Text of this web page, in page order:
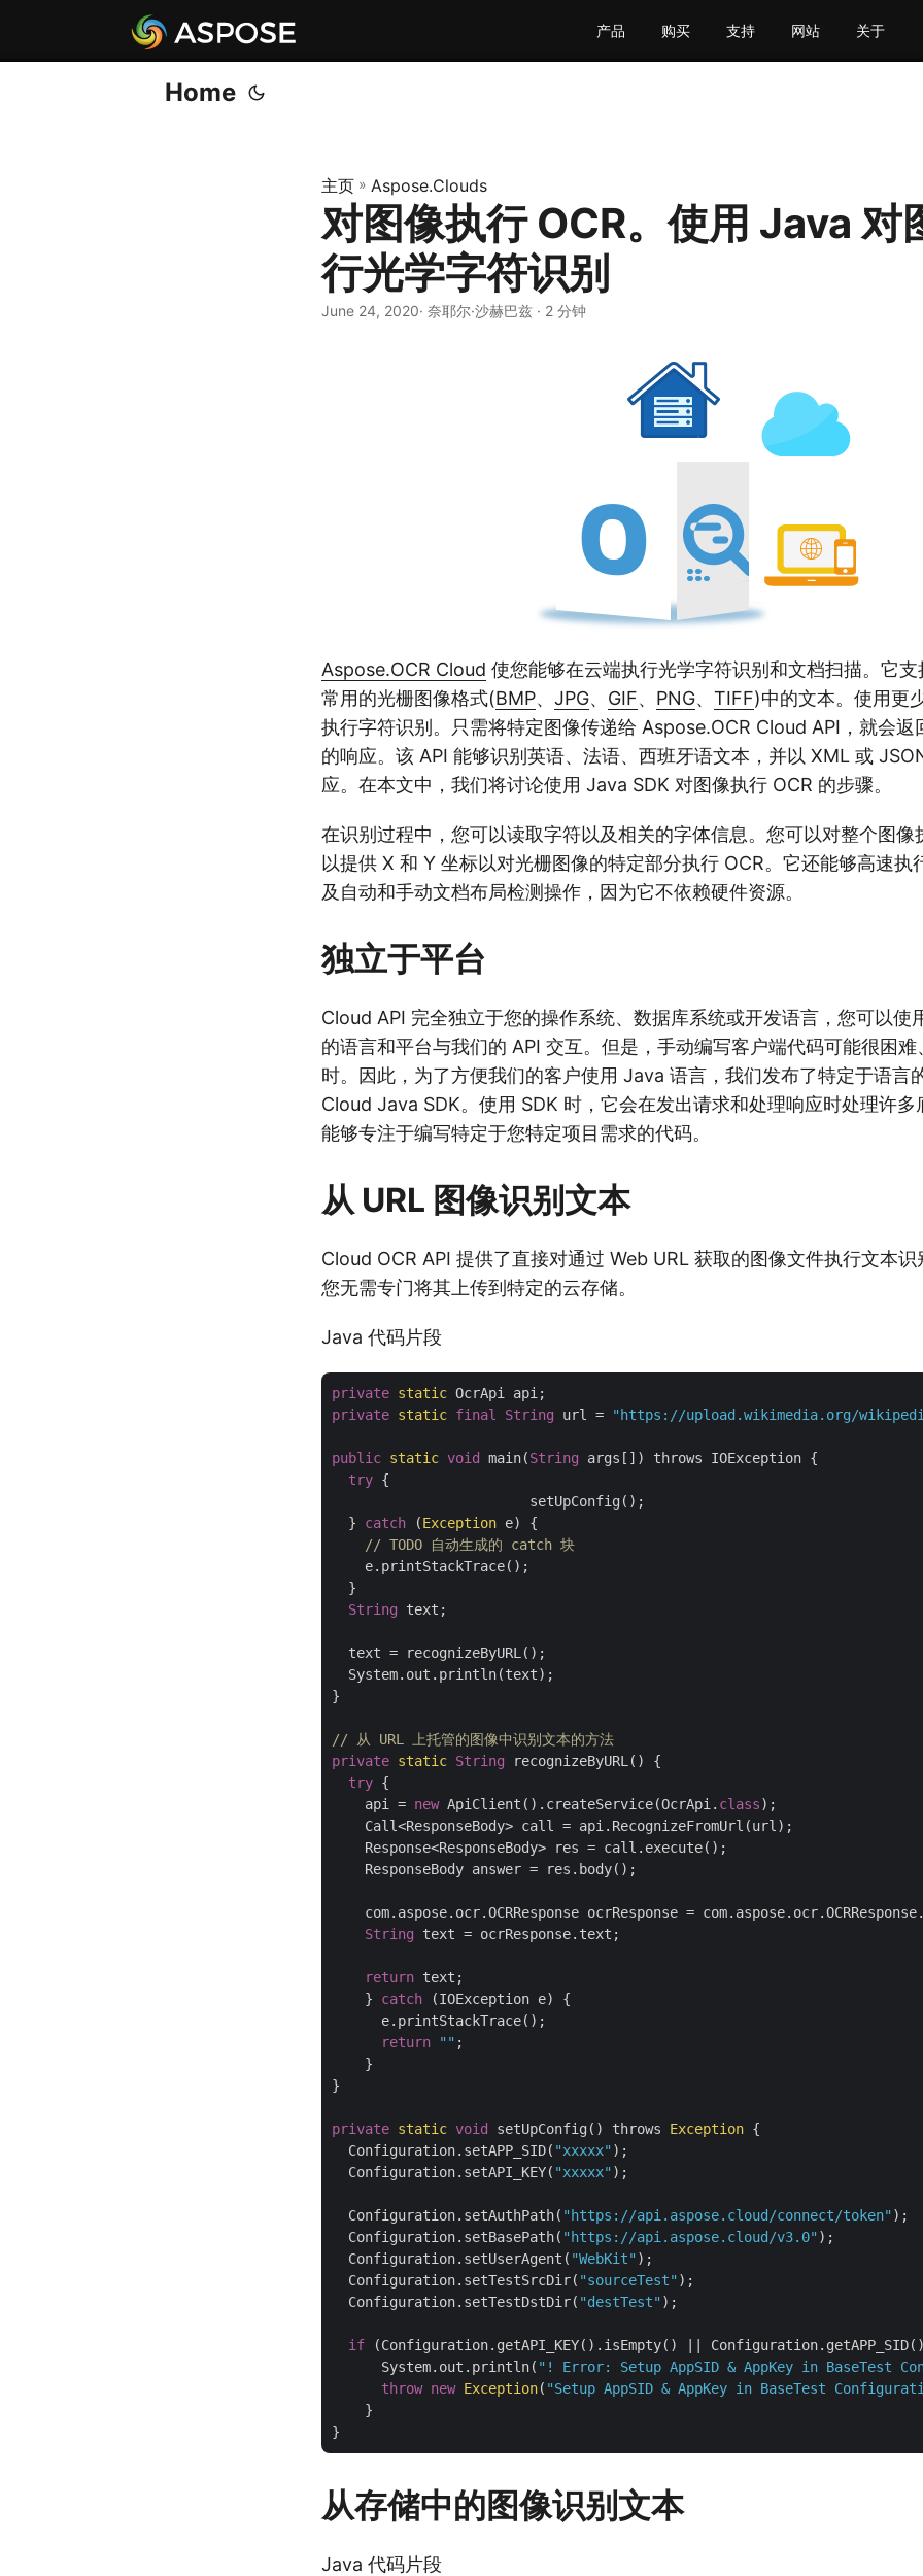
产品 购买 支持 网站 关于
Home
主页 » Aspose.Clouds
对图像执行 OCR。使用 Java 对
行光学字符识别
June 24, 2020· 奈耶尔·沙赫巴兹 · 2 分钟
Aspose.OCR Cloud 使您能够在云端执行光学字符识别和文档扫描。它
常用的光栅图像格式(BMP、 JPG、 GIF、 PNG、 TIFF)中的文本。使用更
执行字符识别。只需将特定图像传递给 Aspose.OCR Cloud API，就会返
的响应。该 API 能够识别英语、法语、西班牙语文本，并以 XML 或
应。在本文中，我们将讨论使用 Java SDK 对图像执行 OCR 的步骤。
在识别过程中，您可以读取字符以及相关的字体信息。您可以对整个图像
以提供 X 和 Y 坐标以对光栅图像的特定部分执行 OCR。它还能够高速执
及自动和手动文档布局检测操作，因为它不依赖硬件资源。
独立于平台
Cloud API 完全独立于您的操作系统、数据库系统或开发语言，您可以使
的语言和平台与我们的 API 交互。但是，手动编写客户端代码可能很困难
时。因此，为了方便我们的客户使用 Java 语言，我们发布了特定于语言
Cloud Java SDK。使用 SDK 时，它会在发出请求和处理响应时处理许多
能够专注于编写特定于您特定项目需求的代码。
从 URL 图像识别文本
Cloud OCR API 提供了直接对通过 Web URL 获取的图像文件执行文本识
您无需专门将其上传到特定的云存储。
Java 代码片段
private static
private static final String url = "https://upload.wikimedia.org/wikipedia/
public static void main(String args[]) throws IOException {
try {
  }
catch (Exception e) {
// TODO 自动生成的 catch 块
    e.printStackTrace();
  }
String text;
  text = recognizeByURL();
  System.out.println(text);
}
// 从 URL 上托管的图像中识别文本的方法
private static String recognizeByURL() {
try {
    api =
new ApiClient().createService(OcrApi. class);
    Call<ResponseBody> call = api.RecognizeFromUrl(url);
    Response<ResponseBody> res = call.execute();
    ResponseBody answer = res.body();
com.aspose.ocr.OCRResponse ocrResponse =
String text = ocrResponse.text;
return text;
    }
catch (IOException e) {
      e.printStackTrace();
return
"" ;
    }
}
private static void setUpConfig() throws Exception {
  Configuration.setAPP_SID(
"xxxxx" );
  Configuration.setAPI_KEY(
"xxxxx" );
  Configuration.setAuthPath(
"https://api.aspose.cloud/connect/token" );
  Configuration.setBasePath(
"https://api.aspose.cloud/v3.0" );
  Configuration.setUserAgent(
"WebKit" );
  Configuration.setTestSrcDir(
"sourceTest" );
  Configuration.setTestDstDir(
"destTest" );
if (Configuration.getAPI_KEY().isEmpty() ||
      System.out.println(
"! Error: Setup AppSID & AppKey in BaseTest
throw new Exception( "Setup AppSID & AppKey in BaseTest
    }
从存储中的图像识别文本
Java 代码片段